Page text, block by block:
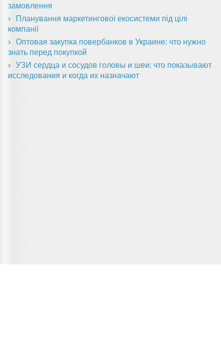
замовлення
Планування маркетингової екосистеми під цілі
компанії
Оптовая закупка повербанков в Украине: что нужно
знать перед покупкой
УЗИ сердца и сосудов головы и шеи: что показывают
исследования и когда их назначают